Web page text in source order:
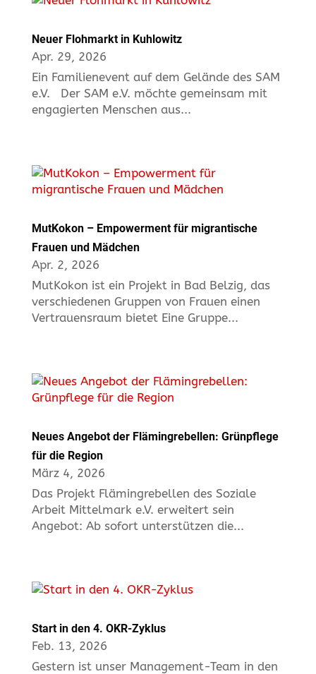
Neuer Flohmarkt in Kuhlowitz
Apr. 29, 2026
Ein Familienevent auf dem Gelände des SAM
e.V. Der SAM e.V. möchte gemeinsam mit
engagierten Menschen aus...
MutKokon – Empowerment für migrantische
Frauen und Mädchen
Apr. 2, 2026
MutKokon ist ein Projekt in Bad Belzig, das
verschiedenen Gruppen von Frauen einen
Vertrauensraum bietet Eine Gruppe...
Neues Angebot der Flämingrebellen: Grünpflege
für die Region
März 4, 2026
Das Projekt Flämingrebellen des Soziale
Arbeit Mittelmark e.V. erweitert sein
Angebot: Ab sofort unterstützen die...
Start in den 4. OKR-Zyklus
Feb. 13, 2026
Gestern ist unser Management-Team in den